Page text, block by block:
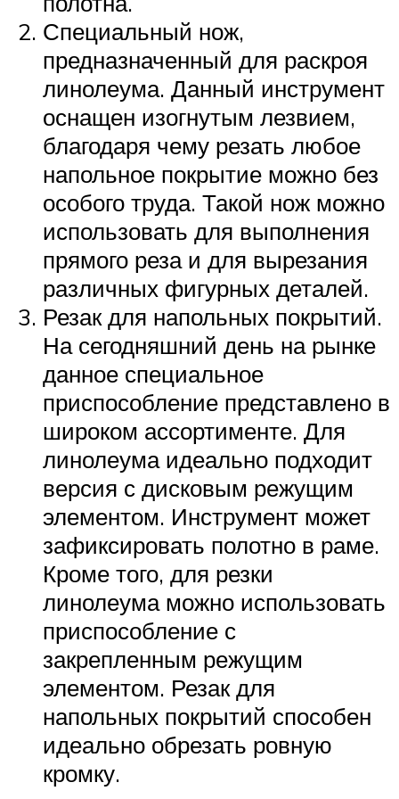
Специальный нож,
предназначенный для раскроя
линолеума. Данный инструмент
оснащен изогнутым лезвием,
благодаря чему резать любое
напольное покрытие можно без
особого труда. Такой нож можно
использовать для выполнения
прямого реза и для вырезания
различных фигурных деталей.
Резак для напольных покрытий.
На сегодняшний день на рынке
данное специальное
приспособление представлено в
широком ассортименте. Для
линолеума идеально подходит
версия с дисковым режущим
элементом. Инструмент может
зафиксировать полотно в раме.
Кроме того, для резки
линолеума можно использовать
приспособление с
закрепленным режущим
элементом. Резак для
напольных покрытий способен
идеально обрезать ровную
кромку.